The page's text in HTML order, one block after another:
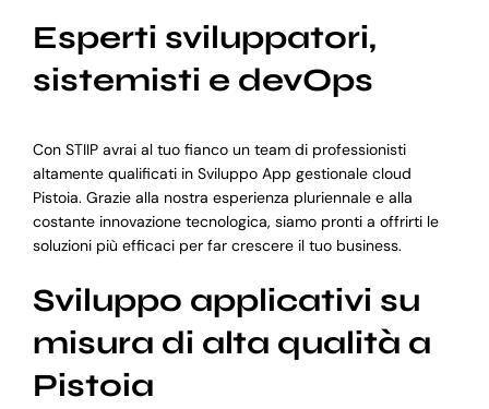
Esperti sviluppatori,
sistemisti e devOps
Con STIIP avrai al tuo fianco un team di professionisti
altamente qualificati in Sviluppo App gestionale cloud
Pistoia. Grazie alla nostra esperienza pluriennale e alla
costante innovazione tecnologica, siamo pronti a offrirti le
soluzioni più efficaci per far crescere il tuo business.
Sviluppo applicativi su
misura di alta qualità a
Pistoia